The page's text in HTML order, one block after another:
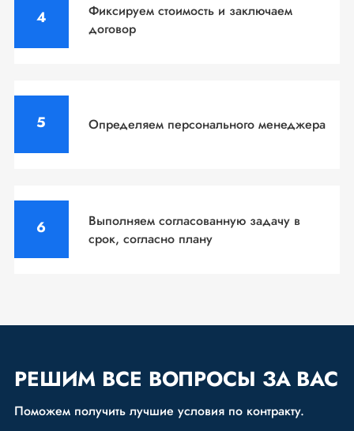
Фиксируем стоимость и заключаем
договор
Определяем персонального менеджера
Выполняем согласованную задачу в
срок, согласно плану
РЕШИМ ВСЕ ВОПРОСЫ ЗА ВАС
Поможем получить лучшие условия по контракту.